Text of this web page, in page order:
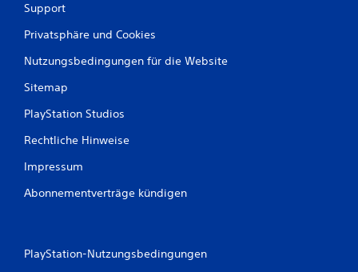
Support
Privatsphäre und Cookies
Nutzungsbedingungen für die Website
Sitemap
PlayStation Studios
Rechtliche Hinweise
Impressum
Abonnementverträge kündigen
PlayStation-Nutzungsbedingungen